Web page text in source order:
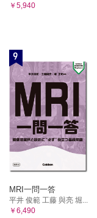
￥5,940
9
MRI一問一答
平井 俊範 工藤 與亮 堀...
￥6,490